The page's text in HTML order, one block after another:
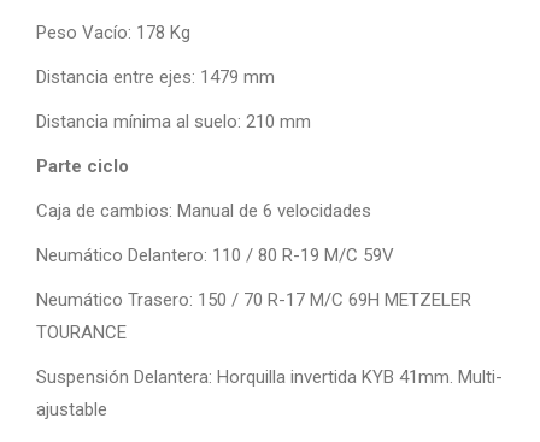
Peso Vacío: 178 Kg
Distancia entre ejes: 1479 mm
Distancia mínima al suelo: 210 mm
Parte ciclo
Caja de cambios: Manual de 6 velocidades
Neumático Delantero: 110 / 80 R-19 M/C 59V
Neumático Trasero: 150 / 70 R-17 M/C 69H METZELER
TOURANCE
Suspensión Delantera: Horquilla invertida KYB 41mm. Multi-
ajustable